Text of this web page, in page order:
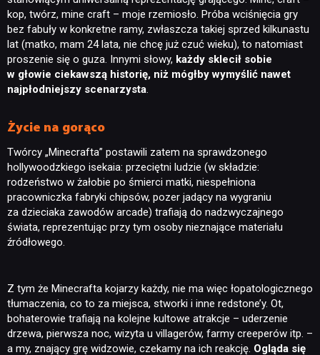
kop, twórz, mine craft – moje rzemiosło. Próba wciśnięcia gry
bez fabuły w konkretne ramy, zwłaszcza takiej sprzed kilkunastu
lat (matko, mam 24 lata, nie chcę już czuć wieku), to natomiast
proszenie się o guza. Innymi słowy, każdy sklecił sobie
w głowie ciekawszą historię, niż mógłby wymyślić nawet
najpłodniejszy scenarzysta.
Życie na gorąco
Twórcy „Minecrafta” postawili zatem na sprawdzonego
hollywoodzkiego isekaia: przeciętni ludzie (w składzie:
rodzeństwo w żałobie po śmierci matki, niespełniona
pracowniczka fabryki chipsów, pozer jadący na wygraniu
za dzieciaka zawodów arcade) trafiają do nadzwyczajnego
świata, reprezentując przy tym osoby nieznające materiału
źródłowego.
Z tym że Minecrafta kojarzy każdy, nie ma więc łopatologicznego
tłumaczenia, co to za miejsca, stworki i inne redstone’y. Ot,
bohaterowie trafiają na kolejne kultowe atrakcje – uderzenie
drzewa, pierwsza noc, wizyta u villagerów, farmy creeperów itp. –
a my, znający grę widzowie, czekamy na ich reakcję. Ogląda się